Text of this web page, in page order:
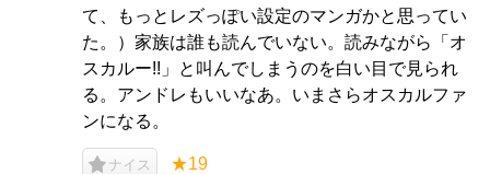
て、もっとレズっぽい設定のマンガかと思ってい
た。）家族は誰も読んでいない。読みながら「オ
スカルー!!」と叫んでしまうのを白い目で見られ
る。アンドレもいいなあ。いまさらオスカルファ
ンになる。
ナイス ★19